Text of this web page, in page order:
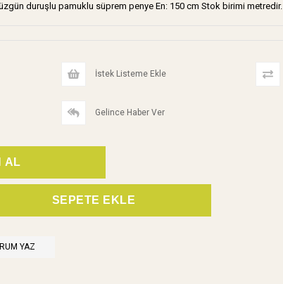
duruşlu pamuklu süprem penye En: 150 cm Stok birimi metredir.
İstek Listeme Ekle
Gelince Haber Ver
YAZ